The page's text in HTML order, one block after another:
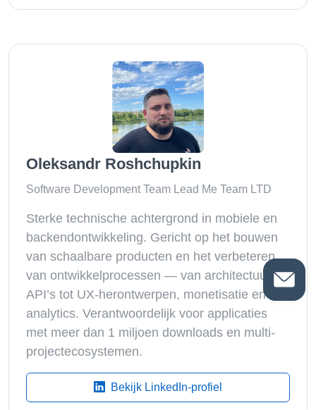
Oleksandr Roshchupkin
Software Development Team Lead Me Team LTD
Sterke technische achtergrond in mobiele en
backendontwikkeling. Gericht op het bouwen
van schaalbare producten en het verbeteren
van ontwikkelprocessen — van architectuur en
API’s tot UX-herontwerpen, monetisatie en
analytics. Verantwoordelijk voor applicaties
met meer dan 1 miljoen downloads en multi-
projectecosystemen.
Bekijk LinkedIn-profiel